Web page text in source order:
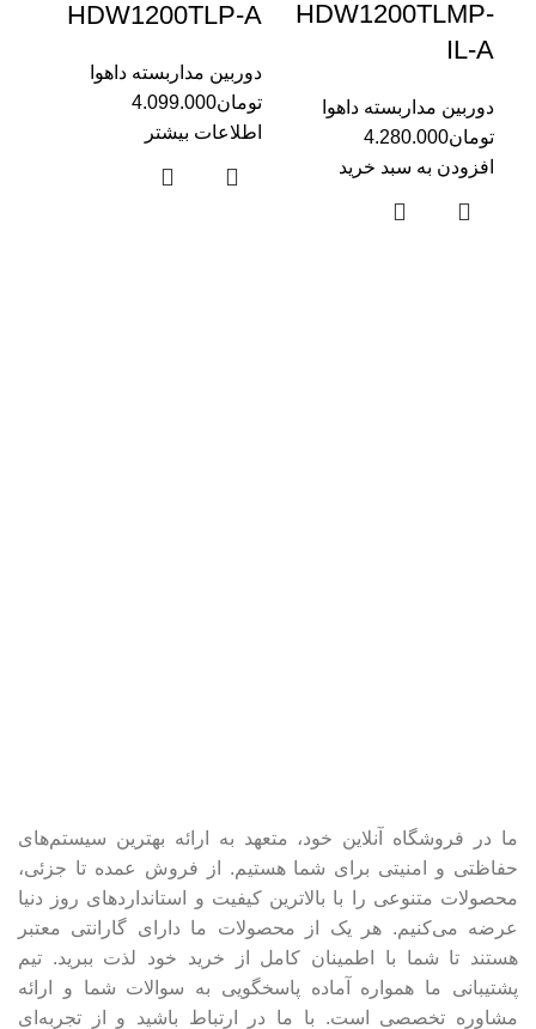
HDW1200TLMP-
IL-A
دوربین مداربسته داهوا
تومان4.280.000
افزودن به سبد خرید
HDW1200TLP-A
دوربین مداربسته داهوا
تومان4.099.000
اطلاعات بیشتر
ما در فروشگاه آنلاین خود، متعهد به ارائه بهترین سیستم‌های
حفاظتی و امنیتی برای شما هستیم. از فروش عمده تا جزئی،
محصولات متنوعی را با بالاترین کیفیت و استانداردهای روز دنیا
عرضه می‌کنیم. هر یک از محصولات ما دارای گارانتی معتبر
هستند تا شما با اطمینان کامل از خرید خود لذت ببرید. تیم
پشتیبانی ما همواره آماده پاسخگویی به سوالات شما و ارائه
مشاوره تخصصی است. با ما در ارتباط باشید و از تجربه‌ای